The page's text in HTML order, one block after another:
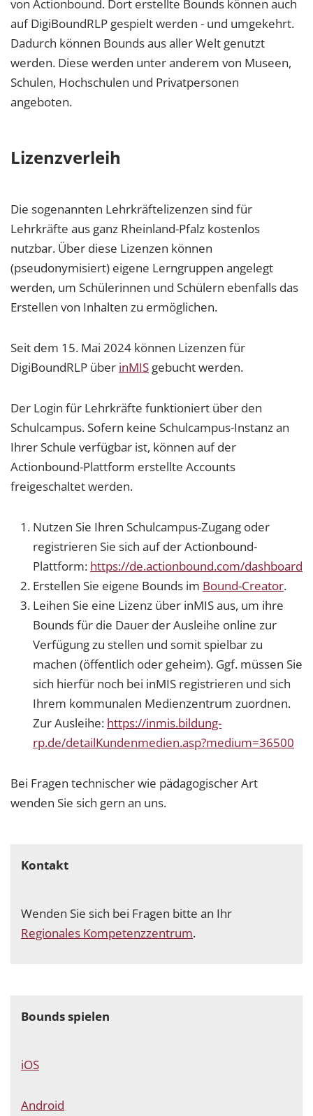
von Actionbound. Dort erstellte Bounds können auch
auf DigiBoundRLP gespielt werden - und umgekehrt.
Dadurch können Bounds aus aller Welt genutzt
werden. Diese werden unter anderem von Museen,
Schulen, Hochschulen und Privatpersonen
angeboten.
Lizenzverleih
Die sogenannten Lehrkräftelizenzen sind für
Lehrkräfte aus ganz Rheinland-Pfalz kostenlos
nutzbar. Über diese Lizenzen können
(pseudonymisiert) eigene Lerngruppen angelegt
werden, um Schülerinnen und Schülern ebenfalls das
Erstellen von Inhalten zu ermöglichen.
Seit dem 15. Mai 2024 können Lizenzen für
DigiBoundRLP über inMIS gebucht werden.
Der Login für Lehrkräfte funktioniert über den
Schulcampus. Sofern keine Schulcampus-Instanz an
Ihrer Schule verfügbar ist, können auf der
Actionbound-Plattform erstellte Accounts
freigeschaltet werden.
Nutzen Sie Ihren Schulcampus-Zugang oder
registrieren Sie sich auf der Actionbound-
Plattform: https://de.actionbound.com/dashboard
Erstellen Sie eigene Bounds im Bound-Creator.
Leihen Sie eine Lizenz über inMIS aus, um ihre
Bounds für die Dauer der Ausleihe online zur
Verfügung zu stellen und somit spielbar zu
machen (öffentlich oder geheim). Ggf. müssen Sie
sich hierfür noch bei inMIS registrieren und sich
Ihrem kommunalen Medienzentrum zuordnen.
Zur Ausleihe: https://inmis.bildung-
rp.de/detailKundenmedien.asp?medium=36500
Bei Fragen technischer wie pädagogischer Art
wenden Sie sich gern an uns.
Kontakt
Wenden Sie sich bei Fragen bitte an Ihr
Regionales Kompetenzzentrum.
Bounds spielen
iOS
Android